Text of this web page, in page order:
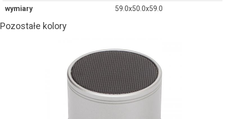
wymiary
59.0x50.0x59.0
Pozostałe kolory